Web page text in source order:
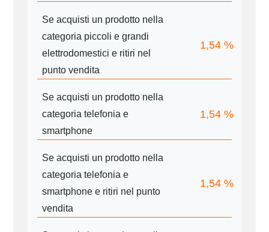
Se acquisti un prodotto nella
categoria piccoli e grandi
elettrodomestici e ritiri nel
punto vendita
1,54 %
Se acquisti un prodotto nella
categoria telefonia e
smartphone
1,54 %
Se acquisti un prodotto nella
categoria telefonia e
smartphone e ritiri nel punto
vendita
1,54 %